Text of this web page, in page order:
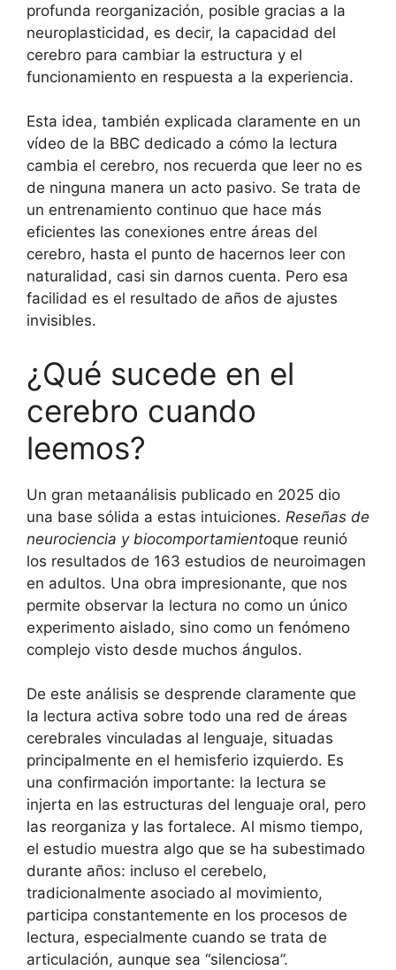
profunda reorganización, posible gracias a la
neuroplasticidad, es decir, la capacidad del
cerebro para cambiar la estructura y el
funcionamiento en respuesta a la experiencia.
Esta idea, también explicada claramente en un
vídeo de la BBC dedicado a cómo la lectura
cambia el cerebro, nos recuerda que leer no es
de ninguna manera un acto pasivo. Se trata de
un entrenamiento continuo que hace más
eficientes las conexiones entre áreas del
cerebro, hasta el punto de hacernos leer con
naturalidad, casi sin darnos cuenta. Pero esa
facilidad es el resultado de años de ajustes
invisibles.
¿Qué sucede en el
cerebro cuando
leemos?
Un gran metaanálisis publicado en 2025 dio
una base sólida a estas intuiciones. Reseñas de
neurociencia y biocomportamientoque reunió
los resultados de 163 estudios de neuroimagen
en adultos. Una obra impresionante, que nos
permite observar la lectura no como un único
experimento aislado, sino como un fenómeno
complejo visto desde muchos ángulos.
De este análisis se desprende claramente que
la lectura activa sobre todo una red de áreas
cerebrales vinculadas al lenguaje, situadas
principalmente en el hemisferio izquierdo. Es
una confirmación importante: la lectura se
injerta en las estructuras del lenguaje oral, pero
las reorganiza y las fortalece. Al mismo tiempo,
el estudio muestra algo que se ha subestimado
durante años: incluso el cerebelo,
tradicionalmente asociado al movimiento,
participa constantemente en los procesos de
lectura, especialmente cuando se trata de
articulación, aunque sea “silenciosa”.